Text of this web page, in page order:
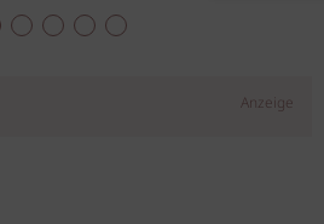
Anzeige